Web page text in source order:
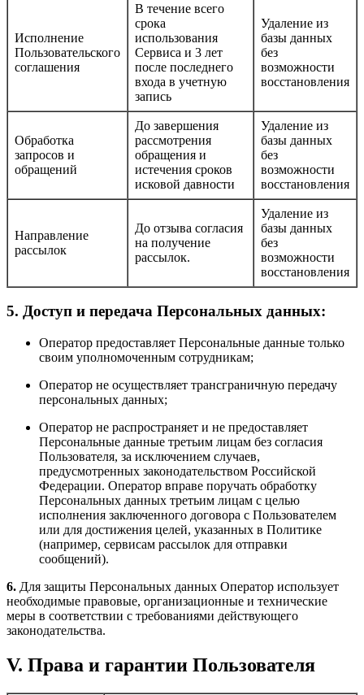
Исполнение
Пользовательского
соглашения
В течение всего
срока
использования
Сервиса и 3 лет
после последнего
входа в учетную
запись
Удаление из
базы данных
без
возможности
восстановления
Обработка
запросов и
обращений
До завершения
рассмотрения
обращения и
истечения сроков
исковой давности
Удаление из
базы данных
без
возможности
восстановления
Направление
рассылок
До отзыва согласия
на получение
рассылок.
Удаление из
базы данных
без
возможности
восстановления
5. Доступ и передача Персональных данных:
Оператор предоставляет Персональные данные только
своим уполномоченным сотрудникам;
Оператор не осуществляет трансграничную передачу
персональных данных;
Оператор не распространяет и не предоставляет
Персональные данные третьим лицам без согласия
Пользователя, за исключением случаев,
предусмотренных законодательством Российской
Федерации. Оператор вправе поручать обработку
Персональных данных третьим лицам с целью
исполнения заключенного договора с Пользователем
или для достижения целей, указанных в Политике
(например, сервисам рассылок для отправки
сообщений).
6. Для защиты Персональных данных Оператор использует
необходимые правовые, организационные и технические
меры в соответствии с требованиями действующего
законодательства.
V. Права и гарантии Пользователя